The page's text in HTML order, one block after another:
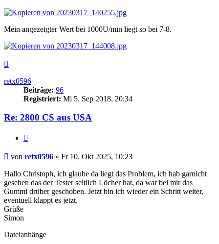
Mein angezeigter Wert bei 1000U/min liegt so bei 7-8.
retx0596
Beiträge: 96
Registriert: Mi 5. Sep 2018, 20:34
Re: 2800 CS aus USA
Beitrag
von retx0596 » Fr 10. Okt 2025, 10:23
Hallo Christoph, ich glaube da liegt das Problem, ich hab garnicht
gesehen das der Tester seitlich Löcher hat, da war bei mir das
Gummi drüber geschoben. Jetzt bin ich wieder ein Schritt weiter,
eventuell klappt es jetzt.
Grüße
Simon
Dateianhänge